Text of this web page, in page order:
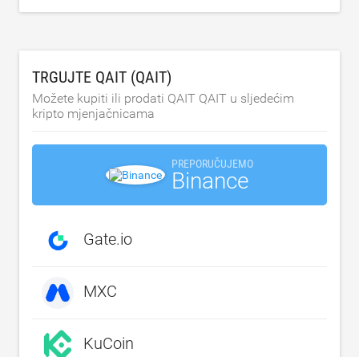
TRGUJTE QAIT (QAIT)
Možete kupiti ili prodati QAIT QAIT u sljedećim
kripto mjenjačnicama
PREPORUČUJEMO
Binance
Gate.io
MXC
KuCoin